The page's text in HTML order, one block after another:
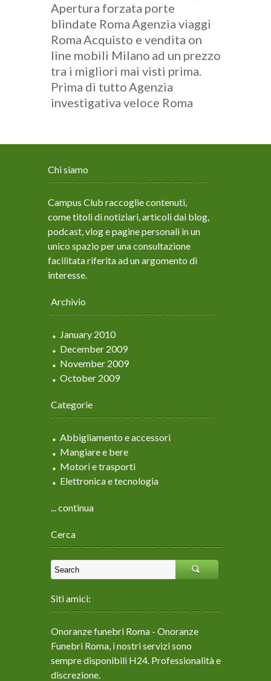
Apertura forzata porte
blindate RomaAgenzia viaggi
RomaAcquisto e vendita on
line mobili Milano ad un prezzo
tra i migliori mai visti prima.
Prima di tuttoAgenzia
investigativa veloce Roma
Chi siamo
Campus Club raccoglie contenuti,
come titoli di notiziari, articoli dai blog,
podcast, vlog e pagine personali in un
unico spazio per una consultazione
facilitata riferita ad un argomento di
interesse.
Archivio
January 2010
December 2009
November 2009
October 2009
Categorie
Abbigliamento e accessori
Mangiare e bere
Motori e trasporti
Elettronica e tecnologia
... continua
Cerca
Siti amici:
Onoranze funebri Roma - Onoranze
Funebri Roma, i nostri servizi sono
sempre disponibili H24. Professionalità e
discrezione.